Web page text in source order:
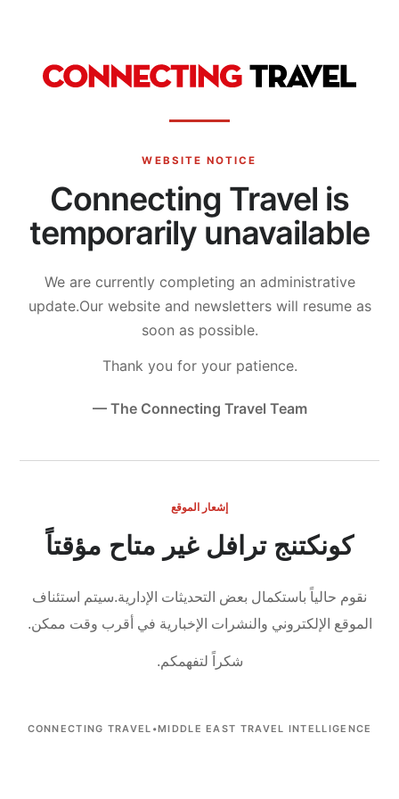
WEBSITE NOTICE
Connecting Travel is
temporarily unavailable
We are currently completing an administrative
update.Our website and newsletters will resume as
soon as possible.
Thank you for your patience.
— The Connecting Travel Team
إشعار الموقع
كونكتنج ترافل غير متاح مؤقتاً
نقوم حالياً باستكمال بعض التحديثات الإدارية.سيتم استئناف
الموقع الإلكتروني والنشرات الإخبارية في أقرب وقت ممكن.
شكراً لتفهمكم.
CONNECTING TRAVEL •MIDDLE EAST TRAVEL INTELLIGENCE